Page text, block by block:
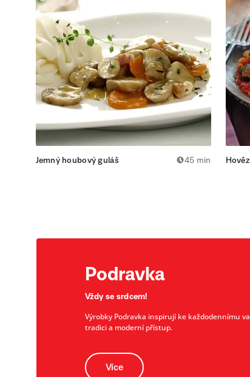
Jemný houbový guláš 45 min
Podravka
Vždy se srdcem!
Výrobky Podravka inspirují ke každodennímu
tradici a moderní přístup.
Více